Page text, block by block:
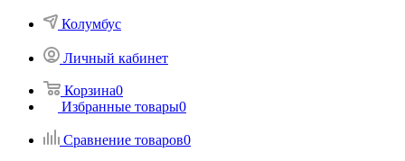
Колумбус
Личный кабинет
Корзина0
Избранные товары0
Сравнение товаров0